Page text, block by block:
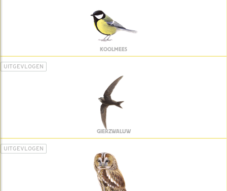
KOOLMEES
UITGEVLOGEN
GIERZWALUW
UITGEVLOGEN